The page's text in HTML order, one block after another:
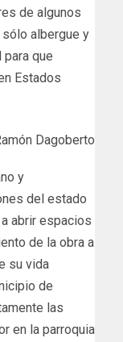
de algunos
albergue y
que
Estados
y
del estado
abrir espacios
de la obra a
su vida
de
las
en la parroquia